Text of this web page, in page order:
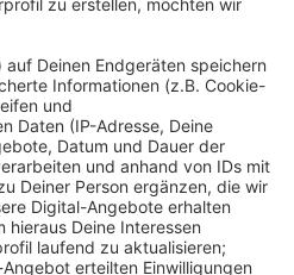
mehreren Tagen. Die
Rentner und
arbeiten können. Mehr
von der Panne betroffen
09.01.2020 11:20